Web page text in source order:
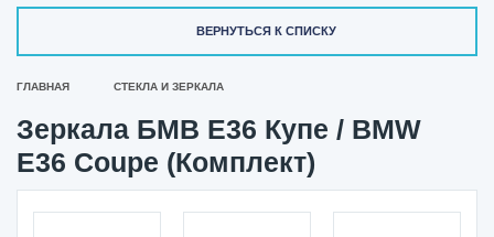
ВЕРНУТЬСЯ К СПИСКУ
ГЛАВНАЯ СТЕКЛА И ЗЕРКАЛА
Зеркала БМВ Е36 Купе / BMW
E36 Coupe (Комплект)